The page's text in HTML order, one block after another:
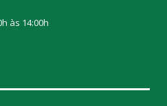
às 14:00h